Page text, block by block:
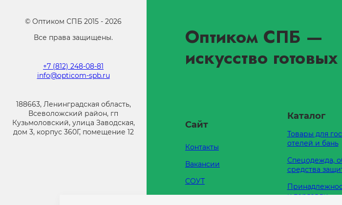
© Оптиком СПБ 2015 - 2026
Все права защищены.
+7 (812) 248-08-81
info@opticom-spb.ru
188663, Ленинградская область,
Всеволожский район, гп
Кузьмоловский, улица Заводская,
дом 3, корпус 360Г, помещение 12
Оптиком СПБ —
искусство
Сайт
Контакты
Вакансии
СОУТ
Каталог
Товары для
отелей и бань
Спецодежда,
средства
и торговли